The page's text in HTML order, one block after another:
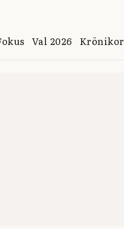
Val 2026 Krönikor